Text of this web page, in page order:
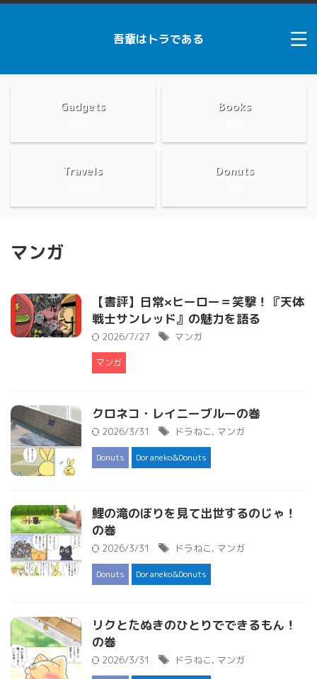
吾輩はトラである
Gadgets Books
Travels Donuts
マンガ
【書評】日常×ヒーロー＝笑撃！『天体
戦士サンレッド』の魅力を語る
2026/7/27 マンガ
マンガ
クロネコ・レイニーブルーの巻
2026/3/31 ドラねこ, マンガ
Donuts Doraneko&Donuts
鯉の滝のぼりを見て出世するのじゃ！
の巻
2026/3/31 ドラねこ, マンガ
Donuts Doraneko&Donuts
リクとたぬきのひとりでできるもん！
の巻
2026/3/31 ドラねこ, マンガ